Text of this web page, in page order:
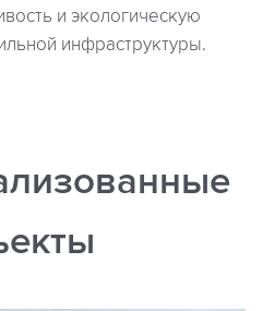
и экологическую
инфраструктуры.